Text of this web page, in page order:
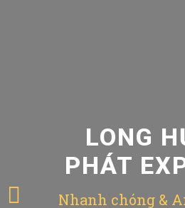
LONG
PHÁT
Nhanh chóng &